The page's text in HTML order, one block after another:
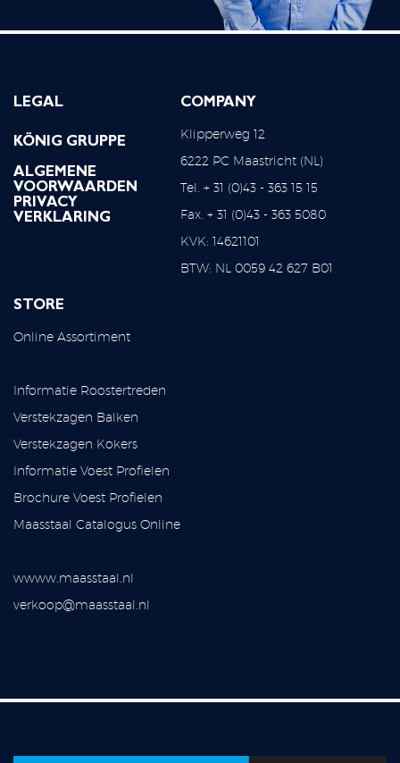
LEGAL
KÖNIG GRUPPE
ALGEMENE
VOORWAARDEN
PRIVACY
VERKLARING
COMPANY
Klipperweg 12
6222 PC Maastricht (NL)
Tel. + 31 (0)43 - 363 15 15
Fax. + 31 (0)43 - 363 5080
KVK: 14621101
BTW: NL 0059 42 627 B01
STORE
Online Assortiment
Informatie Roostertreden
Verstekzagen Balken
Verstekzagen Kokers
Informatie Voest Profielen
Brochure Voest Profielen
Maasstaal Catalogus Online
wwww.maasstaal.nl
verkoop@maasstaal.nl